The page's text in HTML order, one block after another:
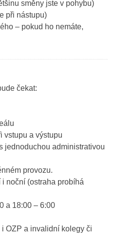
směny jste v pohybu)
při nástupu)
– pokud ho nemáte,
čekat:
vstupu a výstupu
jednoduchou administrativou
provozu.
noční (ostraha probíhá
a 18:00 – 6:00
OZP a invalidní kolegy či